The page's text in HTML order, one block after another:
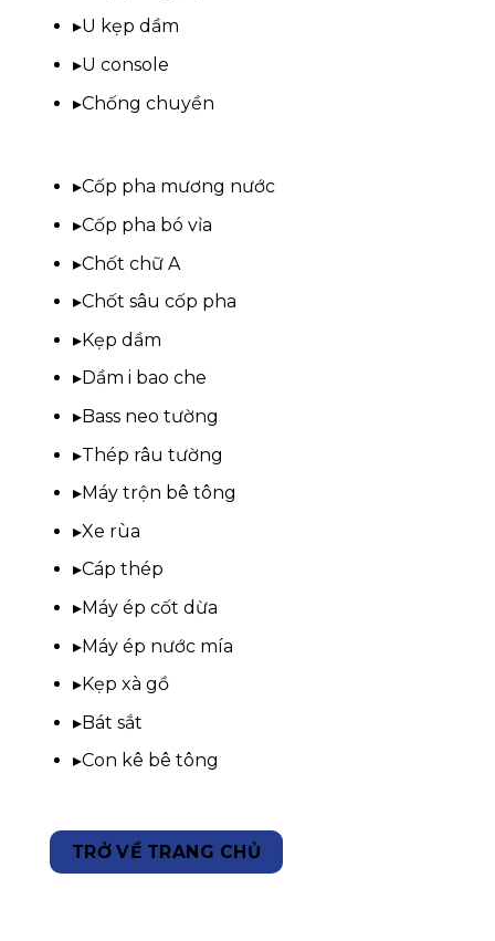
▸U kẹp dầm
▸U console
▸Chống chuyền
▸Cốp pha mương nước
▸Cốp pha bó vỉa
▸Chốt chữ A
▸Chốt sâu cốp pha
▸Kẹp dầm
▸Dầm i bao che
▸Bass neo tường
▸Thép râu tường
▸Máy trộn bê tông
▸Xe rùa
▸Cáp thép
▸Máy ép cốt dừa
▸Máy ép nước mía
▸Kẹp xà gồ
▸Bát sắt
▸Con kê bê tông
TRỞ VỀ TRANG CHỦ